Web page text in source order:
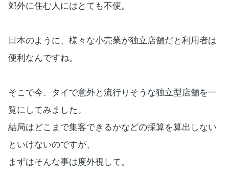
郊外に住む人にはとても不便。
日本のように、様々な小売業が独立店舗だと利用者は
便利なんですね。
そこで今、タイで意外と流行りそうな独立型店舗を一
覧にしてみました。
結局はどこまで集客できるかなどの採算を算出しない
といけないのですが、
まずはそんな事は度外視して。